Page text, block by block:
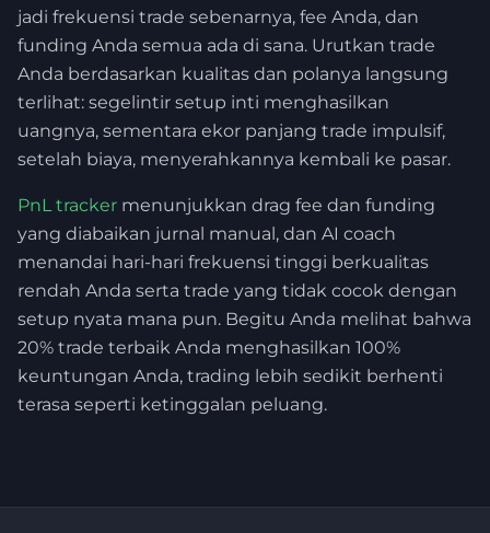
jadi frekuensi trade sebenarnya, fee Anda, dan
funding Anda semua ada di sana. Urutkan trade
Anda berdasarkan kualitas dan polanya langsung
terlihat: segelintir setup inti menghasilkan
uangnya, sementara ekor panjang trade impulsif,
setelah biaya, menyerahkannya kembali ke pasar.
PnL tracker menunjukkan drag fee dan funding
yang diabaikan jurnal manual, dan AI coach
menandai hari-hari frekuensi tinggi berkualitas
rendah Anda serta trade yang tidak cocok dengan
setup nyata mana pun. Begitu Anda melihat bahwa
20% trade terbaik Anda menghasilkan 100%
keuntungan Anda, trading lebih sedikit berhenti
terasa seperti ketinggalan peluang.